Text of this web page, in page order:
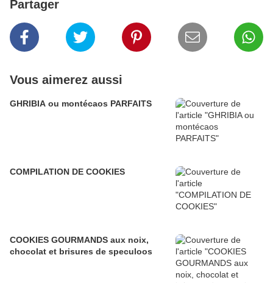
Partager
Vous aimerez aussi
GHRIBIA ou montécaos PARFAITS
COMPILATION DE COOKIES
COOKIES GOURMANDS aux noix,
chocolat et brisures de speculoos